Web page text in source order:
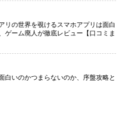
リの世界を覗けるスマホアプリは面白
ゲーム廃人が徹底レビュー【口コミま
白いのかつまらないのか、序盤攻略と